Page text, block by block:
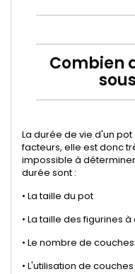
Combien
La durée de vie d'un
facteurs, elle est donc
impossible à
durée sont :
• La taille du pot
• La taille des figurines
• Le nombre de
• L'utilisation de